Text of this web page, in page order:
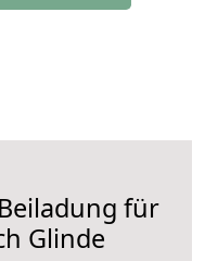
für
Glinde